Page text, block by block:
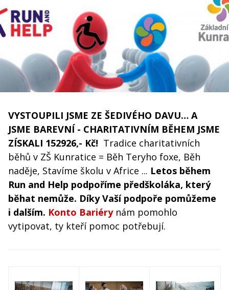
VYSTOUPILI JSME ZE ŠEDIVÉHO DAVU… A
JSME BAREVNÍ - CHARITATIVNÍM BĚHEM JSME
ZÍSKALI 152926,- Kč! Tradice charitativních
běhů v ZŠ Kunratice = Běh Teryho foxe, Běh
naděje, Stavíme školu v Africe ... Letos během
Run and Help podpoříme předškoláka, který
běhat nemůže. Díky Vaší podpoře pomůžeme
i dalším. Konto Bariérynám pomohlo
vytipovat, ty kteří pomoc potřebují.